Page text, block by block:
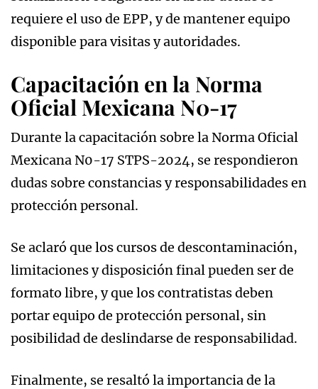
requiere el uso de EPP, y de mantener equipo
disponible para visitas y autoridades.
Capacitación en la Norma
Oficial Mexicana N0-17
Durante la capacitación sobre la Norma Oficial
Mexicana N0-17 STPS-2024, se respondieron
dudas sobre constancias y responsabilidades en
protección personal.
Se aclaró que los cursos de descontaminación,
limitaciones y disposición final pueden ser de
formato libre, y que los contratistas deben
portar equipo de protección personal, sin
posibilidad de deslindarse de responsabilidad.
Finalmente, se resaltó la importancia de la